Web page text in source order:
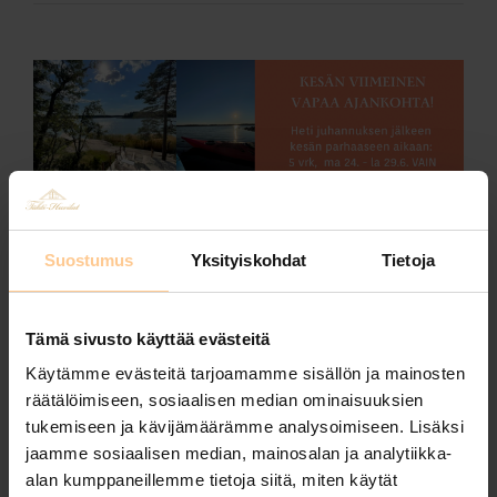
Suostumus Yksityiskohdat Tietoja
Tämä sivusto käyttää evästeitä
Käytämme evästeitä tarjoamamme sisällön ja mainosten
räätälöimiseen, sosiaalisen median ominaisuuksien
tukemiseen ja kävijämäärämme analysoimiseen. Lisäksi
jaamme sosiaalisen median, mainosalan ja analytiikka-
alan kumppaneillemme tietoja siitä, miten käytät
Kesän parhaaseen aikaan 5 vrk
edullisesti saariston
huvilassamme!
Posted byJohanna Matilainenon10.6.2024
Kesän viimeinen vapaa ajankohta Meriluodon
Tähdessä! Nyt 5 vrk edullisesti, parhaaseen